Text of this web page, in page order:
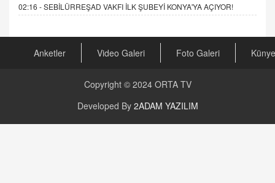
02:16 -SEBİLÜRREŞAD VAKFI İLK ŞUBEYİ KONYA'YA AÇIYOR!
Anketler Video Galeri Foto Galeri Künye
Copyright © 2024 ORTA TV
Developed By 2ADAM YAZILIM